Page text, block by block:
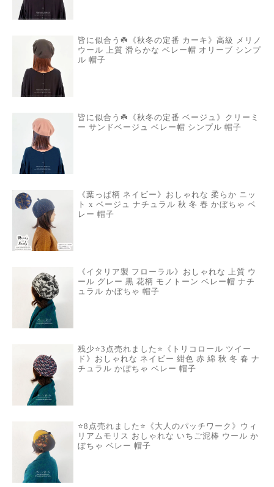
皆に似合う☘️《秋冬の定番 カーキ》高級 メリノ
ウール 上質 滑らかな ベレー帽 オリーブ シンプ
ル 帽子
皆に似合う☘️《秋冬の定番 ベージュ》クリーミ
ー サンドベージュ ベレー帽 シンプル 帽子
《葉っぱ柄 ネイビー》おしゃれな 柔らか ニッ
ト x ベージュ ナチュラル 秋 冬 春 かぼちゃ ベ
レー 帽子
《イタリア製 フローラル》おしゃれな 上質 ウ
ール グレー 黒 花柄 モノトーン ベレー帽 ナチ
ュラル かぼちゃ 帽子
残少⭐️3点売れました⭐️《トリコロール ツイー
ド》おしゃれな ネイビー 紺色 赤 綿 秋 冬 春 ナ
チュラル かぼちゃ ベレー 帽子
⭐️8点売れました⭐️《大人のパッチワーク》ウィ
リアムモリス おしゃれな いちご泥棒 ウール か
ぼちゃ ベレー 帽子